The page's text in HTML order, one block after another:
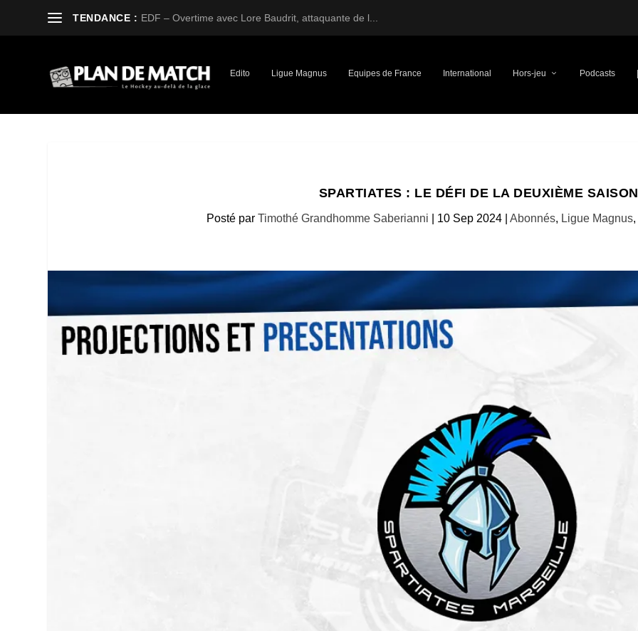
TENDANCE : EDF – Overtime avec Lore Baudrit, attaquante de l...
Edito Ligue Magnus Equipes de France International Hors-jeu Podcasts
SPARTIATES : LE DÉFI DE LA DEUXIÈME SAISON
Posté par Timothé Grandhomme Saberianni 10 Sep 2024 Abonnés, Ligue Magnus,